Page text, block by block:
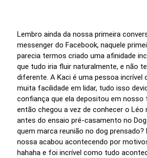
Lembro ainda da nossa primeira
messenger do Facebook, naquele
parecia termos criado uma afinidade
que tudo iria fluir naturalmente, e não
diferente. A Kaci é uma pessoa incrível
muita facilidade em lidar, tudo isso
confiança que ela depositou em nosso
então chegou a vez de conhecer o Léo
antes do ensaio pré-casamento no Dog
quem marca reunião no dog prensado?
nossa acabou acontecendo por
hahaha e foi incrível como tudo